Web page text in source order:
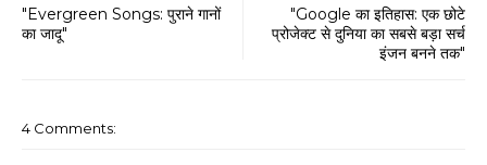
"Google का इतिहास: एक छोटे
प्रोजेक्ट से दुनिया का सबसे बड़ा सर्च
इंजन बनने तक"
"Evergreen Songs: पुराने गानों
का जादू"
4 Comments: